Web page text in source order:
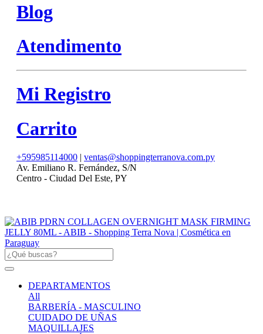
Blog
Atendimento
Mi Registro
Carrito
+595985114000 | ventas@shoppingterranova.com.py
Av. Emiliano R. Fernández, S/N
Centro - Ciudad Del Este, PY
DEPARTAMENTOS
All
BARBERÍA - MASCULINO
CUIDADO DE UÑAS
MAQUILLAJES